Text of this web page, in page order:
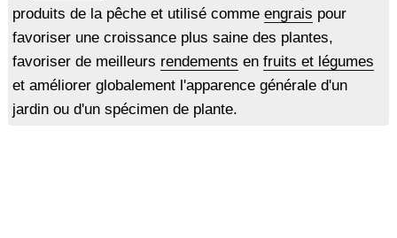
produits de la pêche et utilisé comme engrais pour
favoriser une croissance plus saine des plantes,
favoriser de meilleurs rendements en fruits et légumes
et améliorer globalement l'apparence générale d'un
jardin ou d'un spécimen de plante.